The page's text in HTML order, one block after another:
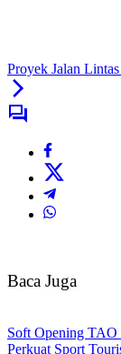
Proyek Jalan
Baca Juga
Soft Opening TAO
Perkuat Sport